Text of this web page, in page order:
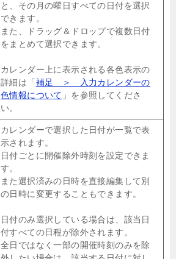
と、その月の曜日すべての日付を選択
できます。
また、ドラッグ＆ドロップで複数日付
をまとめて選択できます。
カレンダー上に表示される各色表示の
詳細は「 補足 ＞ 入力カレンダーの
色情報について 」を参照してくださ
い。
カレンダーで選択した日付が一覧で表
示されます。
日付ごとに開催除外時刻を設定できま
す。
また選択済みの日時を直接編集して別
の日時に変更することもできます。
日付のみ選択している場合は、該当日
付すべての日程が除外されます。
全日ではなく一部の開催時刻のみを除